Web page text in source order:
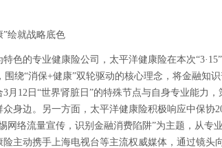
”绘就战略底色
色的专业健康险公司，太平洋健康险在本次
围绕“消保+健康”双轮驱动的核心理念，将金融知
月12日“世界肾脏日”的特殊节点与自身专业能力
身边。另一方面，太平洋健康险积极响应中保协
网络流量宣传，识别金融消费陷阱”为主题，从专
主动携手上海电视台等主流权威媒体，通过镜头